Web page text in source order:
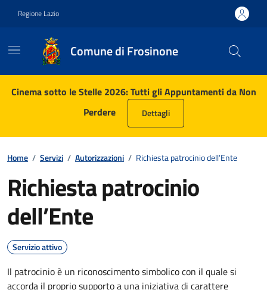
Regione Lazio
Comune di Frosinone
Contenuti in evidenza
Cinema sotto le Stelle 2026: Tutti gli Appuntamenti da Non
Perdere
Dettagli
Home / Servizi / Autorizzazioni / Richiesta patrocinio dell’Ente
Richiesta patrocinio
dell’Ente
Servizio attivo
Il patrocinio è un riconoscimento simbolico con il quale si
accorda il proprio supporto a una iniziativa di carattere